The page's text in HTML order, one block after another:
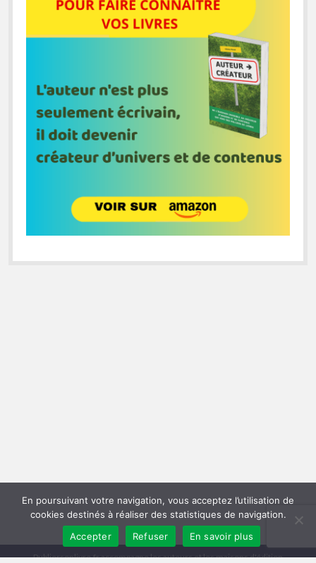
Publiersonlivre.fr accompagne les auteurs et les maisons d'édition
En poursuivant votre navigation, vous acceptez l’utilisation de
cookies destinés à réaliser des statistiques de navigation.
Accepter
Refuser En savoir plus